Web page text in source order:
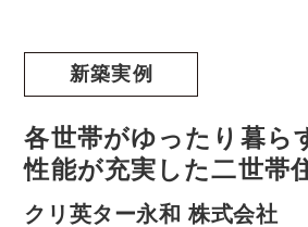
新築実例
各世帯がゆったり暮ら
性能が充実した二世帯
クリ英ター永和 株式会社